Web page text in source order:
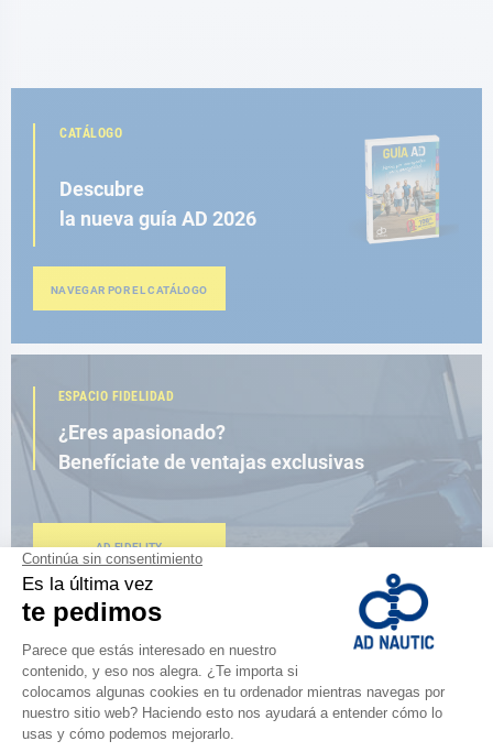
CATÁLOGO
Descubre
la nueva guía AD 2026
NAVEGAR POR EL CATÁLOGO
ESPACIO FIDELIDAD
¿Eres apasionado?
Benefíciate de ventajas exclusivas
AD FIDELITY
CERCA DE TI
150 tiendas en el mundo,
la fuerza de una red